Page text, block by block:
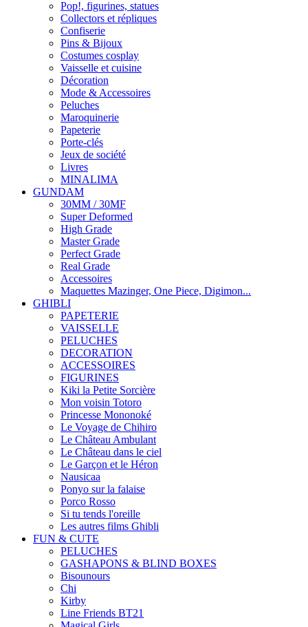
Pop!, figurines, statues
Collectors et répliques
Confiserie
Pins & Bijoux
Costumes cosplay
Vaisselle et cuisine
Décoration
Mode & Accessoires
Peluches
Maroquinerie
Papeterie
Porte-clés
Jeux de société
Livres
MINALIMA
GUNDAM
30MM / 30MF
Super Deformed
High Grade
Master Grade
Perfect Grade
Real Grade
Accessoires
Maquettes Mazinger, One Piece, Digimon...
GHIBLI
PAPETERIE
VAISSELLE
PELUCHES
DECORATION
ACCESSOIRES
FIGURINES
Kiki la Petite Sorcière
Mon voisin Totoro
Princesse Mononoké
Le Voyage de Chihiro
Le Château Ambulant
Le Château dans le ciel
Le Garçon et le Héron
Nausicaa
Ponyo sur la falaise
Porco Rosso
Si tu tends l'oreille
Les autres films Ghibli
FUN & CUTE
PELUCHES
GASHAPONS & BLIND BOXES
Bisounours
Chi
Kirby
Line Friends BT21